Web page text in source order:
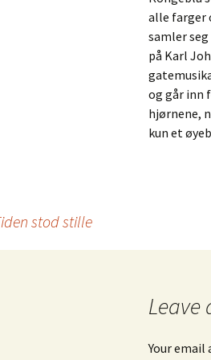
alle farger
samler
på Karl
og går inn
hjørnene,
kun et
stod stille
Leave
Your email